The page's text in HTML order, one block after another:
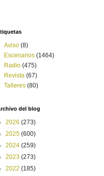
Aviso (8)
Escenarios (1464)
Radio (475)
Revista (67)
Talleres (80)
del blog
2026 (273)
2025 (600)
2024 (259)
2023 (273)
2022 (185)